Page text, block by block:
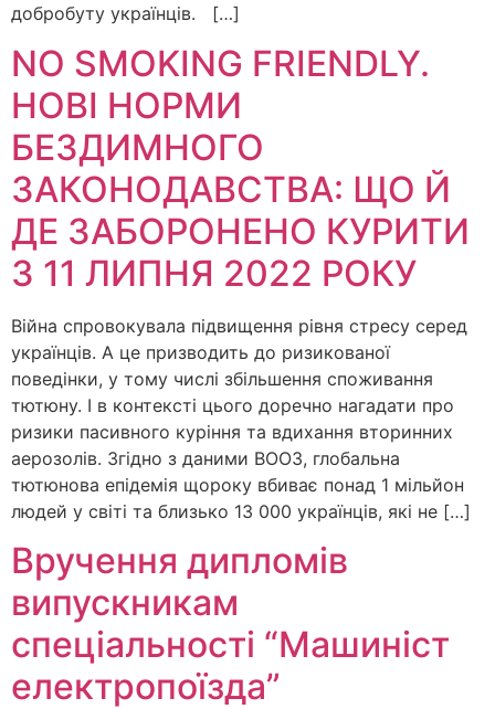
добробуту українців. […]
NO SMOKING FRIENDLY.
НОВІ НОРМИ
БЕЗДИМНОГО
ЗАКОНОДАВСТВА: ЩО Й
ДЕ ЗАБОРОНЕНО КУРИТИ
З 11 ЛИПНЯ 2022 РОКУ
Війна спровокувала підвищення рівня стресу серед
українців. А це призводить до ризикованої
поведінки, у тому числі збільшення споживання
тютюну. І в контексті цього доречно нагадати про
ризики пасивного куріння та вдихання вторинних
аерозолів. Згідно з даними ВООЗ, глобальна
тютюнова епідемія щороку вбиває понад 1 мільйон
людей у світі та близько 13 000 українців, які не […]
Вручення дипломів
випускникам
спеціальності “Машиніст
електропоїзда”